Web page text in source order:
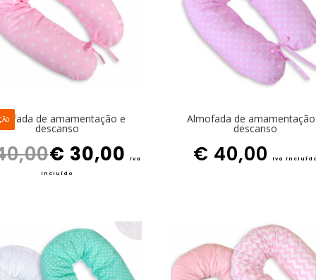
de amamentação e
descanso
€ 30,00 iva
incluído
Almofada de
descanso
€ 40,00 iva incluído